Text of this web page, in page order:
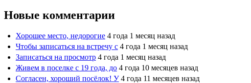
Новые комментарии
Хорошее место, недорогие 4 года 1 месяц назад
Чтобы записаться на встречу с 4 года 1 месяц назад
Записаться на просмотр 4 года 1 месяц назад
Живем в поселке с 19 года, до 4 года 10 месяцев назад
Согласен, хороший посёлок! У 4 года 11 месяцев назад